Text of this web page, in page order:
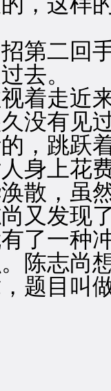
二回手
去。
走近来
没有见
，跳跃
身上花
散，虽
又发现
了一种
陈志尚
题目叫